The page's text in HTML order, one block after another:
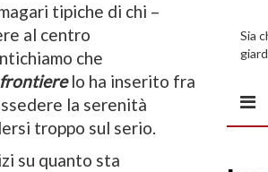
tipiche di chi –
al centro
che
lo ha inserito fra
la serenità
troppo sul serio.
su quanto sta
Sia